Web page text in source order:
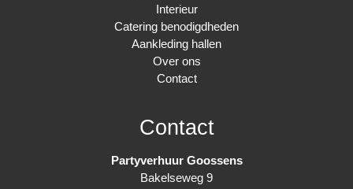
Interieur
Catering benodigdheden
Aankleding hallen
Over ons
Contact
Contact
Partyverhuur Goossens
Bakelseweg 9